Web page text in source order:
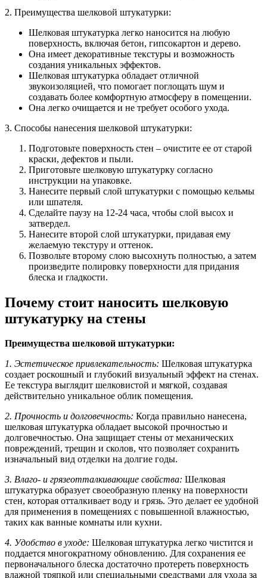
2. Преимущества шелковой штукатурки:
Шелковая штукатурка легко наносится на любую
поверхность, включая бетон, гипсокартон и дерево.
Она имеет декоративные текстуры и возможность
создания уникальных эффектов.
Шелковая штукатурка обладает отличной
звукоизоляцией, что помогает поглощать шум и
создавать более комфортную атмосферу в помещении.
Она легко очищается и не требует особого ухода.
3. Способы нанесения шелковой штукатурки:
Подготовьте поверхность стен – очистите ее от старой
краски, дефектов и пыли.
Приготовьте шелковую штукатурку согласно
инструкции на упаковке.
Нанесите первый слой штукатурки с помощью кельмы
или шпателя.
Сделайте паузу на 12-24 часа, чтобы слой высох и
затвердел.
Нанесите второй слой штукатурки, придавая ему
желаемую текстуру и оттенок.
Позвольте второму слою высохнуть полностью, а затем
произведите полировку поверхности для придания
блеска и гладкости.
Почему стоит наносить шелковую
штукатурку на стены
Преимущества шелковой штукатурки:
1. Эстетическое привлекательность: Шелковая штукатурка
создает роскошный и глубокий визуальный эффект на стенах.
Ее текстура выглядит шелковистой и мягкой, создавая
действительно уникальное облик помещения.
2. Прочность и долговечность: Когда правильно нанесена,
шелковая штукатурка обладает высокой прочностью и
долговечностью. Она защищает стены от механических
повреждений, трещин и сколов, что позволяет сохранить
изначальный вид отделки на долгие годы.
3. Влаго- и грязеотталкивающие свойства: Шелковая
штукатурка образует своеобразную пленку на поверхности
стен, которая отталкивает воду и грязь. Это делает ее удобной
для применения в помещениях с повышенной влажностью,
таких как ванные комнаты или кухни.
4. Удобство в уходе: Шелковая штукатурка легко чистится и
поддается многократному обновлению. Для сохранения ее
первоначального блеска достаточно протереть поверхность
влажной тряпкой или специальными средствами для ухода за